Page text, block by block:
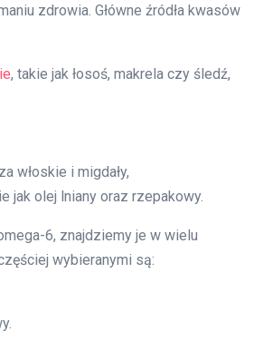
zdrowia. Główne źródła kwasów
, takie jak łosoś, makrela czy śledź,
włoskie i migdały,
jak olej lniany oraz rzepakowy.
6, znajdziemy je w wielu
wybieranymi są: